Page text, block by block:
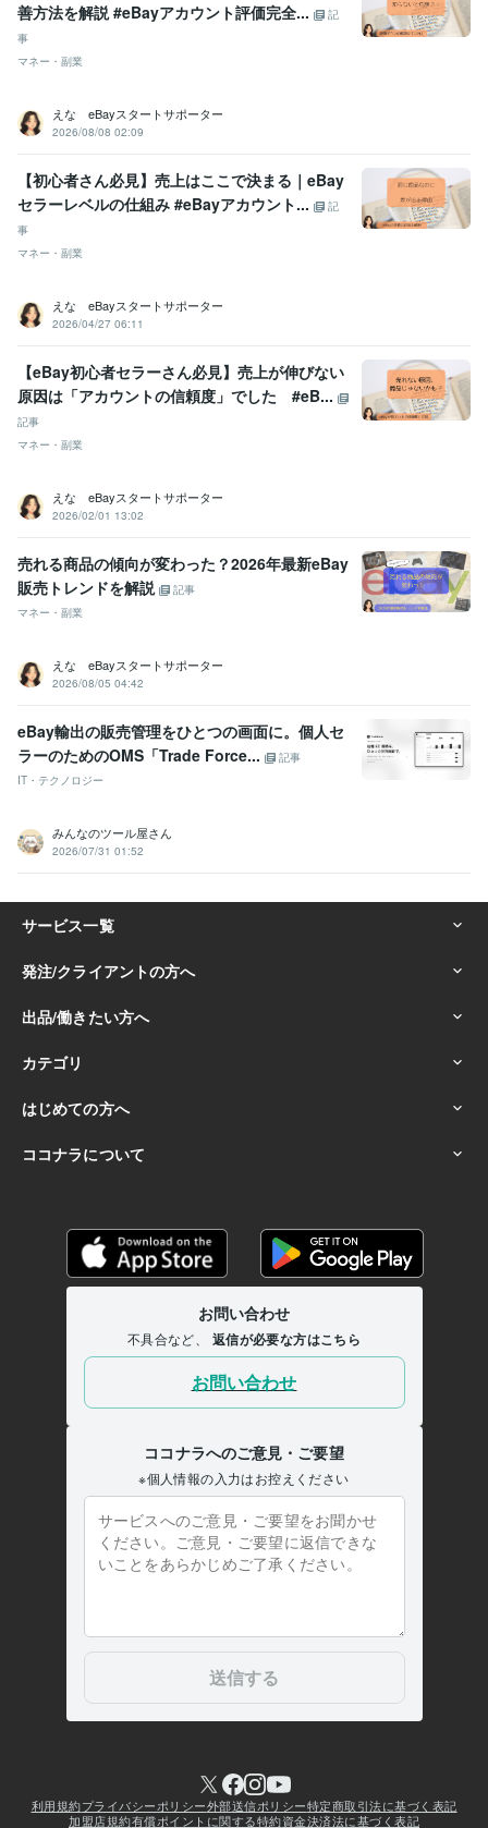
善方法を解説 #eBayアカウント評価完全...
記
事
マネー・副業
えな eBayスタートサポーター
2026/08/08 02:09
【初心者さん必見】売上はここで決まる｜eBay
セラーレベルの仕組み #eBayアカウント...
記
事
マネー・副業
えな eBayスタートサポーター
2026/04/27 06:11
【eBay初心者セラーさん必見】売上が伸びない
原因は「アカウントの信頼度」でした #eB...
記事
マネー・副業
えな eBayスタートサポーター
2026/02/01 13:02
売れる商品の傾向が変わった？2026年最新eBay
販売トレンドを解説
記事
マネー・副業
えな eBayスタートサポーター
2026/08/05 04:42
eBay輸出の販売管理をひとつの画面に。個人セ
ラーのためのOMS「Trade Force...
記事
IT・テクノロジー
みんなのツール屋さん
2026/07/31 01:52